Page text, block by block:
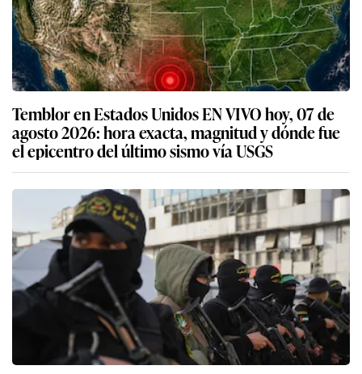
Temblor en Estados Unidos EN VIVO hoy, 07 de
agosto 2026: hora exacta, magnitud y dónde fue
el epicentro del último sismo vía USGS